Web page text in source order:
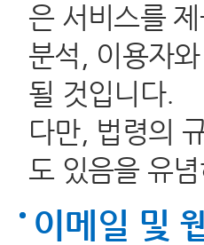
은 서비스를
분석, 이용자
될 것입니다.
다만, 법령의
도 있음을 유
이메일 및